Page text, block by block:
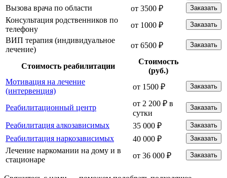
Вызова врача по области от 3500 ₽ Заказать
Консультация родственников по
телефону
от 1000 ₽ Заказать
ВИП терапия (индивидуальное
лечение)
от 6500 ₽ Заказать
Стоимость реабилитации
Стоимость
(руб.)
Мотивация на лечение
(интервенция)
от 1500 ₽ Заказать
Реабилитационный центр
от 2 200 ₽ в
сутки
Заказать
Реабилитация алкозависимых 35 000 ₽ Заказать
Реабилитация наркозависимых 40 000 ₽ Заказать
Лечение наркомании на дому и в
стационаре
от 36 000 ₽ Заказать